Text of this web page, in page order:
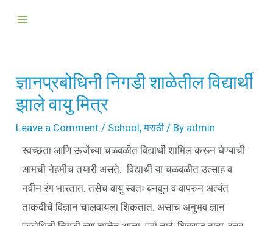
Main
ज्ञानप्रबोधिनी निगडी शाळेतील विद्यार्थी
झाले वायु मित्र
Leave a Comment / School,मराठी / By admin
स्वच्छता आणि ऊर्जेच्या चळवळीत विद्यार्थी शामिल करून घेण्याची
आमची नेहमीच तयारी असते. विद्यार्थी या चळवळीत उत्साह व
नवीन रंग भारतात. तसेच वायु स्वतः बनवून व वापरुन अत्यंत
ताकदीचे विज्ञान चालवायला शिकतात. असाच अनुभव ज्ञान